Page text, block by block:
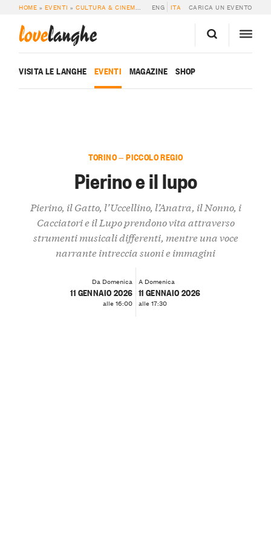
HOME » EVENTI »CULTURA & CINEMA » PIERINO E IL LUPO
ENG ITA CARICA UN EVENTO
lovelanghe
VISITA LE LANGHE EVENTI MAGAZINE SHOP
TORINO — PICCOLO REGIO
Pierino e il lupo
Pierino, il Gatto, l’Uccellino, l’Anatra, il Nonno, i
Cacciatori e il Lupo prendono vita attraverso
strumenti musicali differenti, mentre una voce
narrante intreccia suoni e immagini
Da Domenica
11 GENNAIO 2026
alle 16:00
A Domenica
11 GENNAIO 2026
alle 17:30